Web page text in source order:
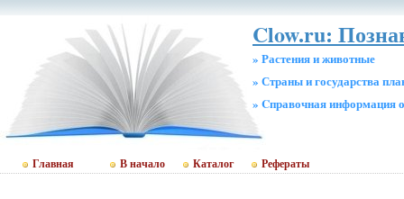
Clow.ru:
» Растения и животные
» Страны и государства
» Cправочная информация
Главная В начало Каталог Рефераты